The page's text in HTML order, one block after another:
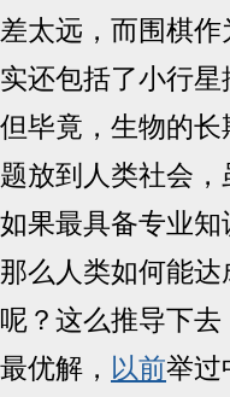
差太远，而围棋
实还包括了小行星
但毕竟，生物的
题放到人类社会
如果最具备专业知
那么人类如何能
呢？这么推导下
最优解， 以前举过